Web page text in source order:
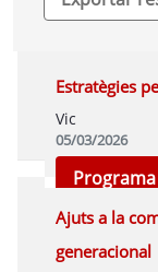
Estratègies
Vic
05/03/2026
Programa
Ajuts a la
generacional